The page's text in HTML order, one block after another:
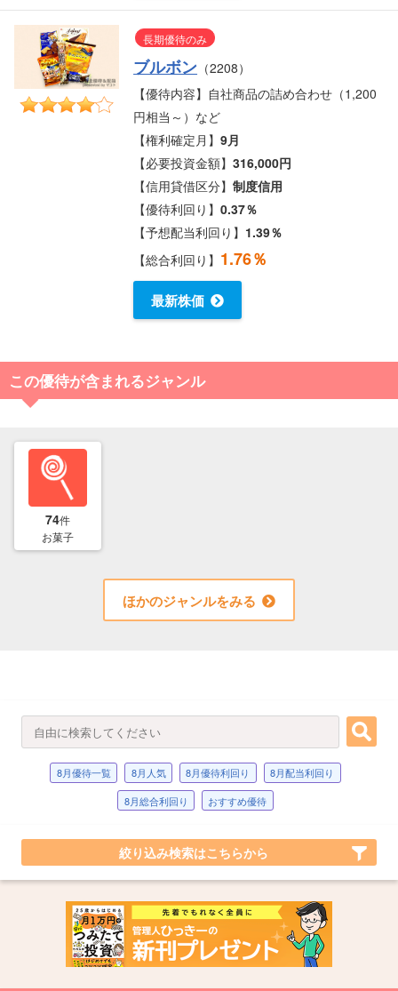
長期優待のみ
ブルボン （2208）
【優待内容】自社商品の詰め合わせ（1,200
円相当～）など
【権利確定月】9月
【必要投資金額】316,000円
【信用貸借区分】制度信用
【優待利回り】0.37％
【予想配当利回り】 1.39％
【総合利回り】 1.76％
最新株価
この優待が含まれるジャンル
74件
お菓子
ほかのジャンルをみる
8月優待一覧 8月人気 8月優待利回り
8月配当利回り
8月総合利回り
おすすめ優待
絞り込み検索はこちらから